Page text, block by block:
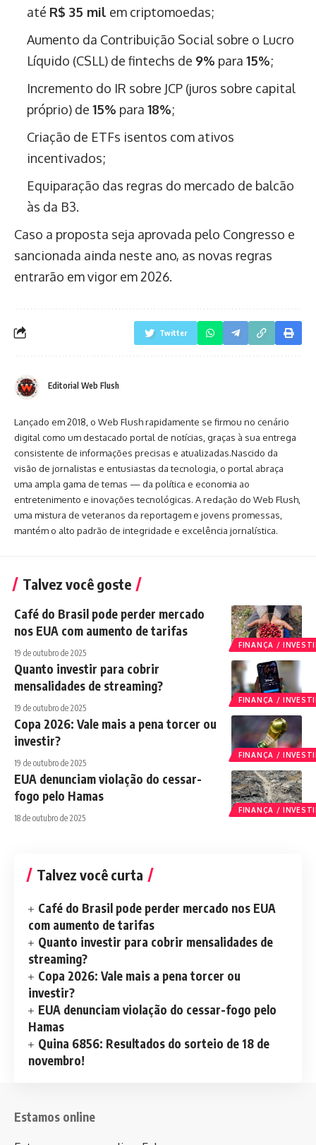
até R$ 35 mil em criptomoedas;
Aumento da Contribuição Social sobre o Lucro
Líquido (CSLL) de fintechs de 9% para 15%;
Incremento do IR sobre JCP (juros sobre capital
próprio) de 15% para 18%;
Criação de ETFs isentos com ativos
incentivados;
Equiparação das regras do mercado de balcão
às da B3.
Caso a proposta seja aprovada pelo Congresso e
sancionada ainda neste ano, as novas regras
entrarão em vigor em 2026.
Twitter
Editorial Web Flush
Lançado em 2018, o Web Flush rapidamente se firmou no cenário
digital como um destacado portal de notícias, graças à sua entrega
consistente de informações precisas e atualizadas.Nascido da
visão de jornalistas e entusiastas da tecnologia, o portal abraça
uma ampla gama de temas — da política e economia ao
entretenimento e inovações tecnológicas. A redação do Web Flush,
uma mistura de veteranos da reportagem e jovens promessas,
mantém o alto padrão de integridade e excelência jornalística.
Talvez você goste
FINANÇA /
Café do Brasil pode perder mercado
nos EUA com aumento de tarifas
19 de outubro de 2025
FINANÇA /
Quanto investir para cobrir
mensalidades de streaming?
19 de outubro de 2025
FINANÇA /
Copa 2026: Vale mais a pena torcer ou
investir?
19 de outubro de 2025
FINANÇA /
EUA denunciam violação do cessar-
fogo pelo Hamas
18 de outubro de 2025
Talvez você curta
Café do Brasil pode perder mercado nos EUA
com aumento de tarifas
Quanto investir para cobrir mensalidades de
streaming?
Copa 2026: Vale mais a pena torcer ou
investir?
EUA denunciam violação do cessar-fogo pelo
Hamas
Quina 6856: Resultados do sorteio de 18 de
novembro!
Estamos online